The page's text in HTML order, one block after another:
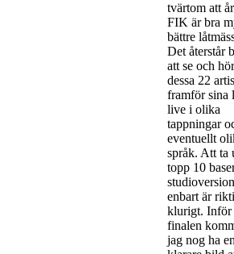
tvärtom att
FIK är bra
bättre
Det återstår
att se och
dessa 22
framför sina
live i olika
tappningar
eventuellt
språk. Att ta
topp 10
enbart är
klurigt. Inför
finalen
jag nog ha